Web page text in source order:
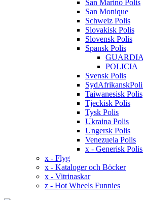
San Marino Polis
San Monique
Schweiz Polis
Slovakisk Polis
Slovensk Polis
Spansk Polis
POLICIA
Svensk Polis
Taiwanesisk Polis
Tjeckisk Polis
Tysk Polis
Ukraina Polis
Ungersk Polis
Venezuela Polis
x - Generisk
x - Flyg
x - Kataloger och Böcker
x - Vitrinaskar
z - Hot Wheels Funnies